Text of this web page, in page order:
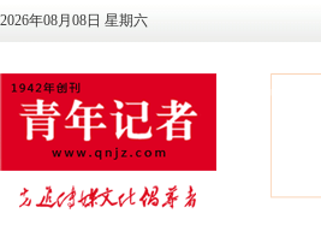
2026年08月08日 星期六